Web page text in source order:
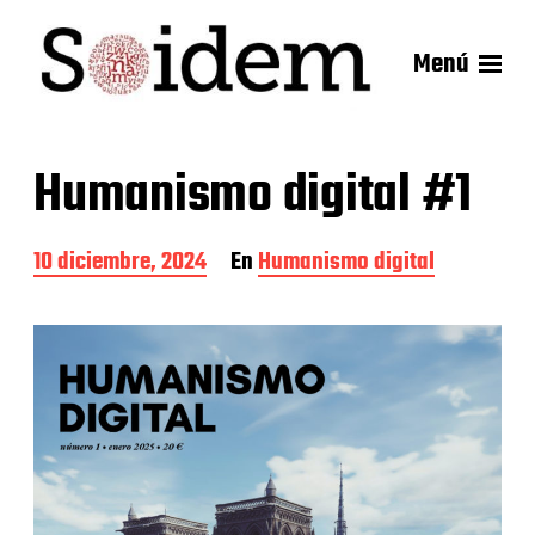
Menú
Humanismo digital #1
F
e
h
a
e
n
t
10 diciembre, 2024 EnHumanismo digital